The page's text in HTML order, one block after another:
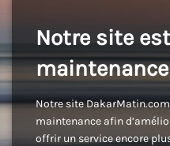
Notre site
Notre site
maintenance afin
offrir un service encore